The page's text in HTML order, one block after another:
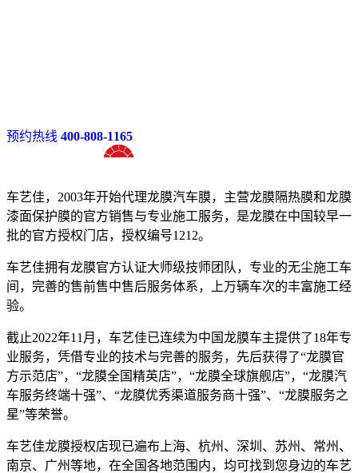
预约热线 400-808-1165
车艺佳，2003年开始代理龙膜汽车膜，主营龙膜隔热膜和龙膜
漆面保护膜的官方销售与专业施工服务，是龙膜在中国较早一
批的官方授权门店，授权编号1212。
车艺佳拥有龙膜官方认证大师级技师团队，专业的无尘施工车
间，完善的售前售中售后服务体系，上万辆车次的丰富施工经
验。
截止2022年11月，车艺佳已连续为中国龙膜车主提供了18年专
业服务，凭借专业的技术与完善的服务，先后获得了“龙膜官
方示范店”，“龙膜全国精英店”，“龙膜全球旗舰店”，“龙膜汽
车服务终端十强”、“龙膜优秀渠道服务商十强”、“龙膜服务之
星”等荣誉。
车艺佳龙膜授权店现已遍布上海、杭州、深圳、苏州、常州、
南京、广州等地，在全国各地范围内，均可找到您身边的车艺